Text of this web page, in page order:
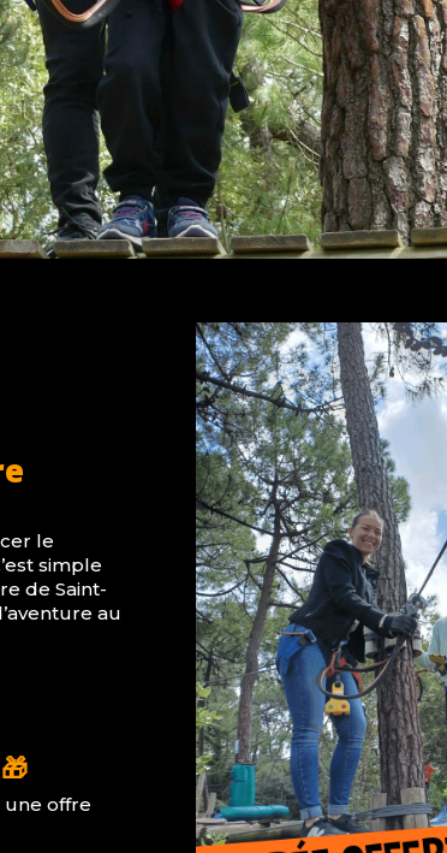
le
simple
de Saint-
au
une offre